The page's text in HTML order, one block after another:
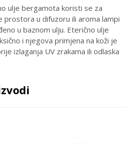
ulje bergamota koristi se za
prostora u difuzoru ili aroma lampi
u baznom ulju. Eterično ulje
i njegova primjena na koži je
izlaganja UV zrakama ili odlaska